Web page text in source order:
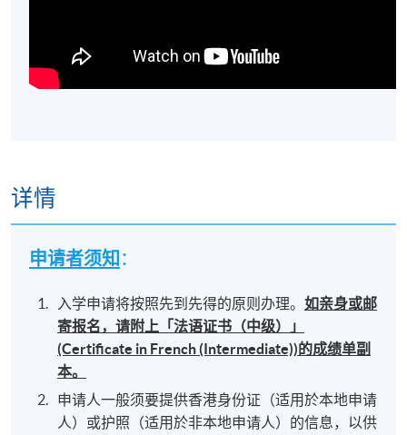
详情
申请者须知 ：
入学申请将按照先到先得的原则办理。如亲身或邮
寄报名，请附上「法语证书（中级）」
(Certificate in French (Intermediate))​的成绩单副
本。
申请人一般须要提供香港身份证（适用於本地申请
人）或护照（适用於非本地申请人）的信息，以供